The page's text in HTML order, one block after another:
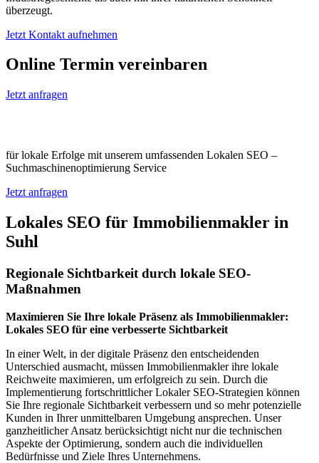
überzeugt.
Jetzt Kontakt aufnehmen
Online Termin vereinbaren
Jetzt anfragen
für lokale Erfolge mit unserem umfassenden Lokalen SEO –
Suchmaschinenoptimierung Service
Jetzt anfragen
Lokales SEO für Immobilienmakler in
Suhl
Regionale Sichtbarkeit durch lokale SEO-
Maßnahmen
Maximieren Sie Ihre lokale Präsenz als Immobilienmakler:
Lokales SEO für eine verbesserte Sichtbarkeit
In einer Welt, in der digitale Präsenz den entscheidenden
Unterschied ausmacht, müssen Immobilienmakler ihre lokale
Reichweite maximieren, um erfolgreich zu sein. Durch die
Implementierung fortschrittlicher Lokaler SEO-Strategien können
Sie Ihre regionale Sichtbarkeit verbessern und so mehr potenzielle
Kunden in Ihrer unmittelbaren Umgebung ansprechen. Unser
ganzheitlicher Ansatz berücksichtigt nicht nur die technischen
Aspekte der Optimierung, sondern auch die individuellen
Bedürfnisse und Ziele Ihres Unternehmens.